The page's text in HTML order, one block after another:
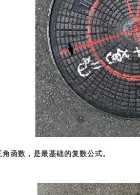
函数，是最基础的复数公式。